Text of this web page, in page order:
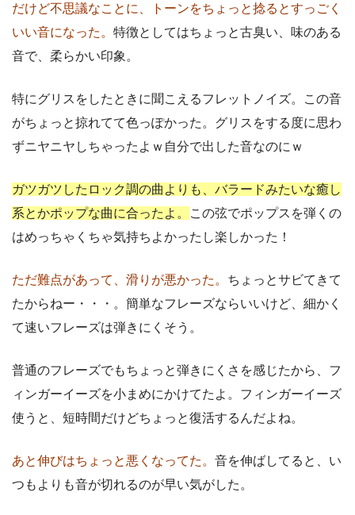
だけど不思議なことに、トーンをちょっと捻るとすっごく
いい音になった。 特徴としてはちょっと古臭い、味のある
音で、柔らかい印象。
特にグリスをしたときに聞こえるフレットノイズ。この音
がちょっと掠れてて色っぽかった。グリスをする度に思わ
ずニヤニヤしちゃったよｗ自分で出した音なのにｗ
ガツガツしたロック調の曲よりも、バラードみたいな癒し
系とかポップな曲に合ったよ。
この弦でポップスを弾くの
はめっちゃくちゃ気持ちよかったし楽しかった！
ただ難点があって、滑りが悪かった。 ちょっとサビてきて
たからねー・・・。簡単なフレーズならいいけど、細かく
て速いフレーズは弾きにくそう。
普通のフレーズでもちょっと弾きにくさを感じたから、フ
ィンガーイーズを小まめにかけてたよ。フィンガーイーズ
使うと、短時間だけどちょっと復活するんだよね。
あと伸びはちょっと悪くなってた。 音を伸ばしてると、い
つもよりも音が切れるのが早い気がした。